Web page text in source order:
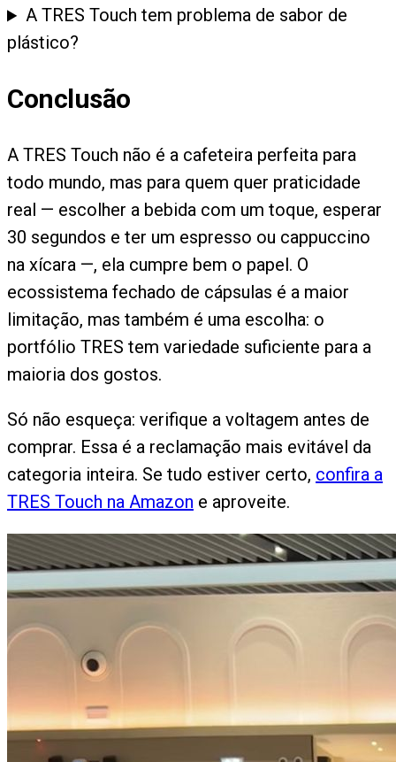
A TRES Touch tem problema de sabor de
plástico?
Conclusão
A TRES Touch não é a cafeteira perfeita para
todo mundo, mas para quem quer praticidade
real — escolher a bebida com um toque, esperar
30 segundos e ter um espresso ou cappuccino
na xícara —, ela cumpre bem o papel. O
ecossistema fechado de cápsulas é a maior
limitação, mas também é uma escolha: o
portfólio TRES tem variedade suficiente para a
maioria dos gostos.
Só não esqueça: verifique a voltagem antes de
comprar. Essa é a reclamação mais evitável da
categoria inteira. Se tudo estiver certo, confira a
TRES Touch na Amazon e aproveite.